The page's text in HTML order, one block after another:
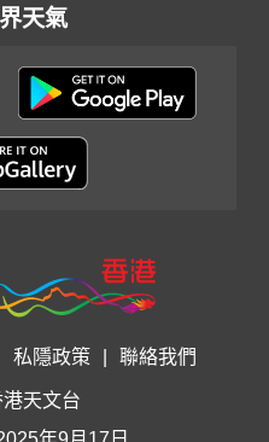
天氣
私隱政策 聯絡我們
天文台